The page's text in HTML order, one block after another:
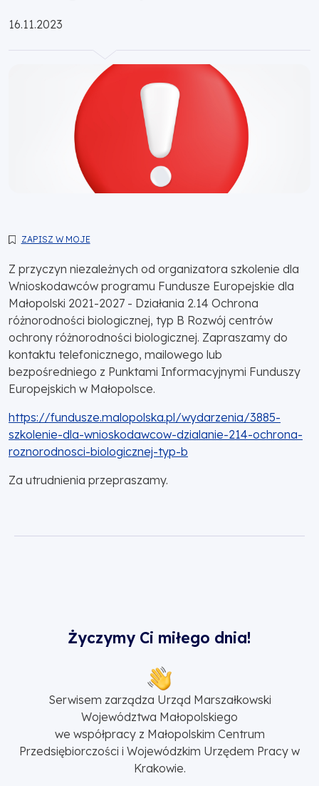
Opublikowano:
16.11.2023
ZAPISZ W MOJE
Z przyczyn niezależnych od organizatora szkolenie dla
Wnioskodawców programu Fundusze Europejskie dla
Małopolski 2021-2027 - Działania 2.14 Ochrona
różnorodności biologicznej, typ B Rozwój centrów
ochrony różnorodności biologicznej. Zapraszamy do
kontaktu telefonicznego, mailowego lub
bezpośredniego z Punktami Informacyjnymi Funduszy
Europejskich w Małopolsce.
https://fundusze.malopolska.pl/wydarzenia/3885-
szkolenie-dla-wnioskodawcow-dzialanie-214-ochrona-
roznorodnosci-biologicznej-typ-b
Za utrudnienia przepraszamy.
Życzymy Ci miłego dnia!
Serwisem zarządza Urząd Marszałkowski
Województwa Małopolskiego
we współpracy z Małopolskim Centrum
Przedsiębiorczości i Wojewódzkim Urzędem Pracy w
Krakowie.